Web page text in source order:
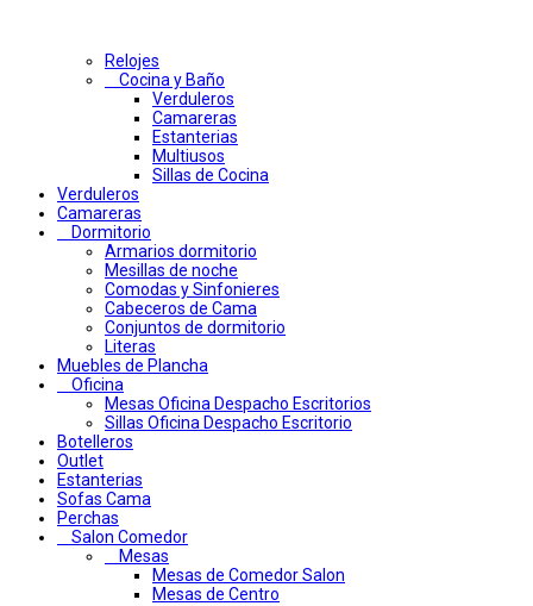
Relojes
Cocina y Baño
Verduleros
Camareras
Estanterias
Multiusos
Sillas de Cocina
Verduleros
Camareras
Dormitorio
Armarios dormitorio
Mesillas de noche
Comodas y Sinfonieres
Cabeceros de Cama
Conjuntos de dormitorio
Literas
Muebles de Plancha
Oficina
Mesas Oficina Despacho Escritorios
Sillas Oficina Despacho Escritorio
Botelleros
Outlet
Estanterias
Sofas Cama
Perchas
Salon Comedor
Mesas
Mesas de Comedor Salon
Mesas de Centro